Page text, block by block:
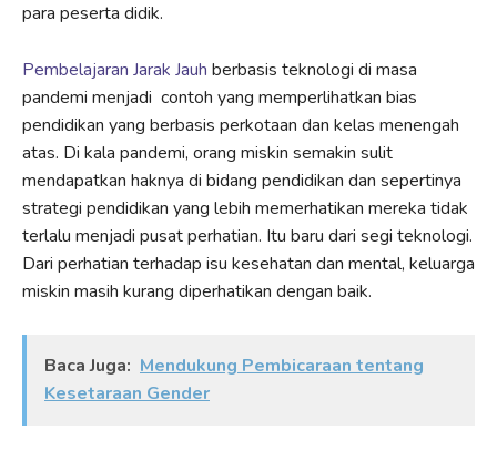
para peserta didik.
Pembelajaran Jarak Jauh berbasis teknologi di masa
pandemi menjadi contoh yang memperlihatkan bias
pendidikan yang berbasis perkotaan dan kelas menengah
atas. Di kala pandemi, orang miskin semakin sulit
mendapatkan haknya di bidang pendidikan dan sepertinya
strategi pendidikan yang lebih memerhatikan mereka tidak
terlalu menjadi pusat perhatian. Itu baru dari segi teknologi.
Dari perhatian terhadap isu kesehatan dan mental, keluarga
miskin masih kurang diperhatikan dengan baik.
Baca Juga: Mendukung Pembicaraan tentang
Kesetaraan Gender